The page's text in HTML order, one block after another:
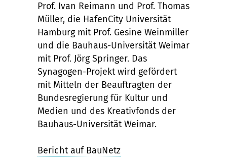
Prof. Ivan Reimann und Prof. Thomas
Müller, die HafenCity Universität
Hamburg mit Prof. Gesine Weinmiller
und die Bauhaus-Universität Weimar
mit Prof. Jörg Springer. Das
Synagogen-Projekt wird gefördert
mit Mitteln der Beauftragten der
Bundesregierung für Kultur und
Medien und des Kreativfonds der
Bauhaus-Universität Weimar.
Bericht auf BauNetz